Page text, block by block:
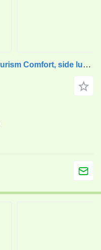
IVECO Daily 70C21 29+1+1, Tourism Comfort, side luggage + 1,5m³ rear l